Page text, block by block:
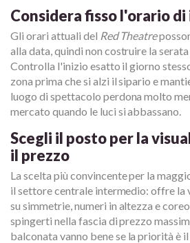
Considera fisso l'orario
Gli orari attuali del Red Theatre
alla data, quindi non costruire la
Controlla l'inizio esatto il giorno
zona prima che si alzi il sipario e
luogo di spettacolo perdona molto
mercato quando le luci si abbassano.
Scegli il posto per la
il prezzo
La scelta più convincente per la
il settore centrale intermedio: offre la
su simmetrie, numeri in altezza e
spingerti nella fascia di prezzo
balconata vanno bene se la priorità è